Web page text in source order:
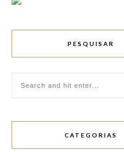
PESQUISAR
CATEGORIAS